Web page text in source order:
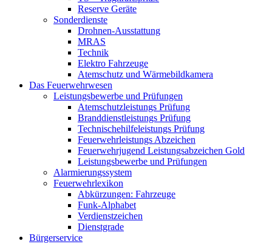
Reserve Geräte
Sonderdienste
Drohnen-Ausstattung
MRAS
Technik
Elektro Fahrzeuge
Atemschutz und Wärmebildkamera
Das Feuerwehrwesen
Leistungsbewerbe und Prüfungen
Atemschutzleistungs Prüfung
Branddienstleistungs Prüfung
Technischehilfeleistungs Prüfung
Feuerwehrleistungs Abzeichen
Feuerwehrjugend Leistungsabzeichen Gold
Leistungsbewerbe und Prüfungen
Alarmierungssystem
Feuerwehrlexikon
Abkürzungen: Fahrzeuge
Funk-Alphabet
Verdienstzeichen
Dienstgrade
Bürgerservice